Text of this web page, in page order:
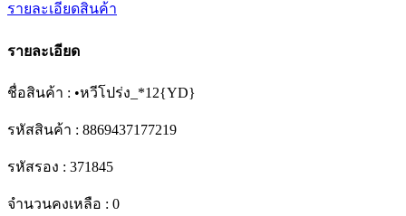
รายละเอียดสินค้า
รายละเอียด
ชื่อสินค้า : •หวีโปร่ง_*12{YD}
รหัสสินค้า : 8869437177219
รหัสรอง : 371845
จำนวนคงเหลือ : 0